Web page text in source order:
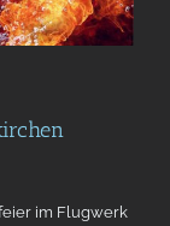
im Flugwerk